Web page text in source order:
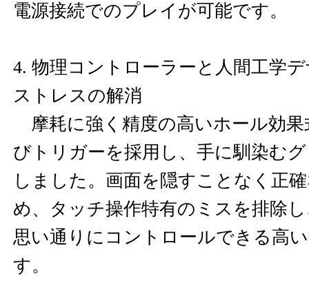
電源接続でのプレイが可能です。
4. 物理コントローラーと人間工学
ストレスの解消
摩耗に強く精度の高いホール効
びトリガーを採用し、手に馴染む
しました。画面を隠すことなく正
め、タッチ操作特有のミスを排除
思い通りにコントロールできる高
す。